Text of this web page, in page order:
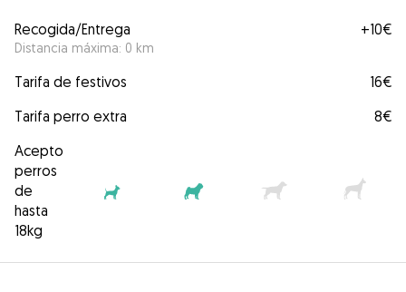
Recogida/Entrega
Distancia máxima: 0 km
+10€
Tarifa de festivos
16€
Tarifa perro extra
8€
Acepto
perros
de
hasta
18kg